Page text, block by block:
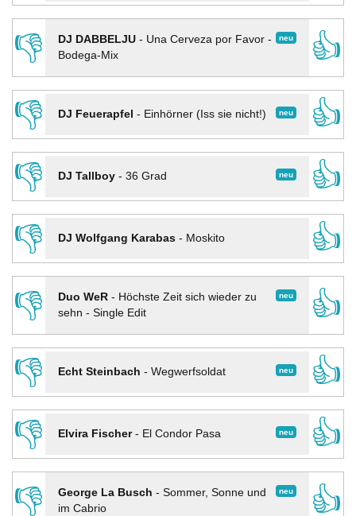
👎
neu
DJ DABBELJU- Una Cerveza por Favor -
Bodega-Mix
👍
👎
neu
DJ Feuerapfel - Einhörner (Iss sie nicht!)
👍
👎
neu
DJ Tallboy- 36 Grad
👍
👎
DJ Wolfgang Karabas- Moskito
👍
👎
neu
Duo WeR- Höchste Zeit sich wieder zu
sehn - Single Edit
👍
👎
neu
Echt Steinbach - Wegwerfsoldat
👍
👎
neu
Elvira Fischer- El Condor Pasa
👍
👎
neu
George La Busch - Sommer, Sonne und
im Cabrio
👍